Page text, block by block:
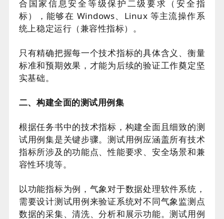
合国家信息安全等级保护二级要求（安全指
标），能够在 Windows、Linux 等主流操作系
统上稳定运行（兼容性指标）。
只有精确把握每一个技术指标的具体含义、衡量
标准和预期效果，才能为后续的验证工作奠定坚
实基础。
二、构建全面的测试用例集
根据任务书中的技术指标，构建全面且细致的测
试用例集是关键步骤。测试用例应涵盖所有技术
指标所涉及的功能点、性能要求、安全场景和兼
容性环境等。
以功能指标为例，气象对于数据处理软件系统，
需要设计测试用例来验证系统对不同气象监测点
数据的采集、清洗、分析和展示功能。测试用例